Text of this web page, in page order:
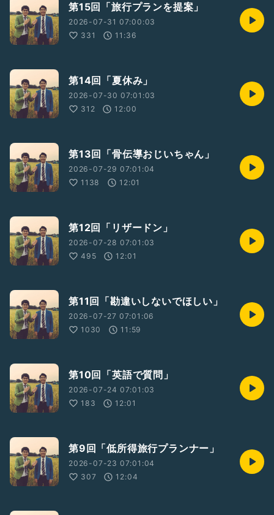
第15回「旅行プランを提案」
2026-07-31 07:00:03
331
11:36
第14回「夏休み」
2026-07-30 07:01:03
312
12:00
第13回「骨伝導おじいちゃん」
2026-07-29 07:01:04
1138
12:01
第12回「リザードン」
2026-07-28 07:01:03
495
12:01
第11回「勘違いしないでほしい」
2026-07-27 07:01:06
1030
11:59
第10回「英語で質問」
2026-07-24 07:01:03
183
12:01
第9回「低所得旅行プランナー」
2026-07-23 07:01:04
307
12:04